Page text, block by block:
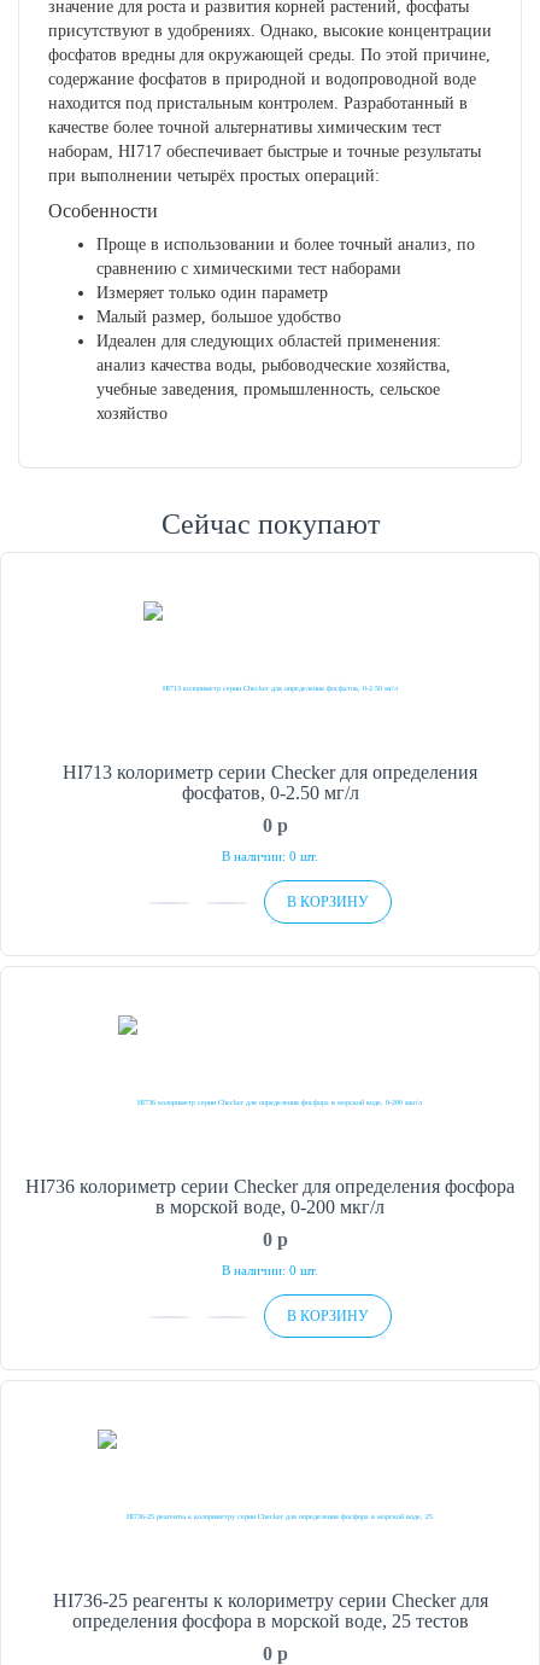
значение для роста и развития корней растений, фосфаты
присутствуют в удобрениях. Однако, высокие концентрации
фосфатов вредны для окружающей среды. По этой причине,
содержание фосфатов в природной и водопроводной воде
находится под пристальным контролем. Разработанный в
качестве более точной альтернативы химическим тест
наборам, HI717 обеспечивает быстрые и точные результаты
при выполнении четырёх простых операций:
Особенности
Проще в использовании и более точный анализ, по
сравнению с химическими тест наборами
Измеряет только один параметр
Малый размер, большое удобство
Идеален для следующих областей применения:
анализ качества воды, рыбоводческие хозяйства,
учебные заведения, промышленность, сельское
хозяйство
Сейчас покупают
HI713 колориметр серии Checker для определения
фосфатов, 0-2.50 мг/л
0 p
В наличии: 0 шт.
В КОРЗИНУ
HI736 колориметр серии Checker для определения фосфора
в морской воде, 0-200 мкг/л
0 p
В наличии: 0 шт.
В КОРЗИНУ
HI736-25 реагенты к колориметру серии Checker для
определения фосфора в морской воде, 25 тестов
0 p